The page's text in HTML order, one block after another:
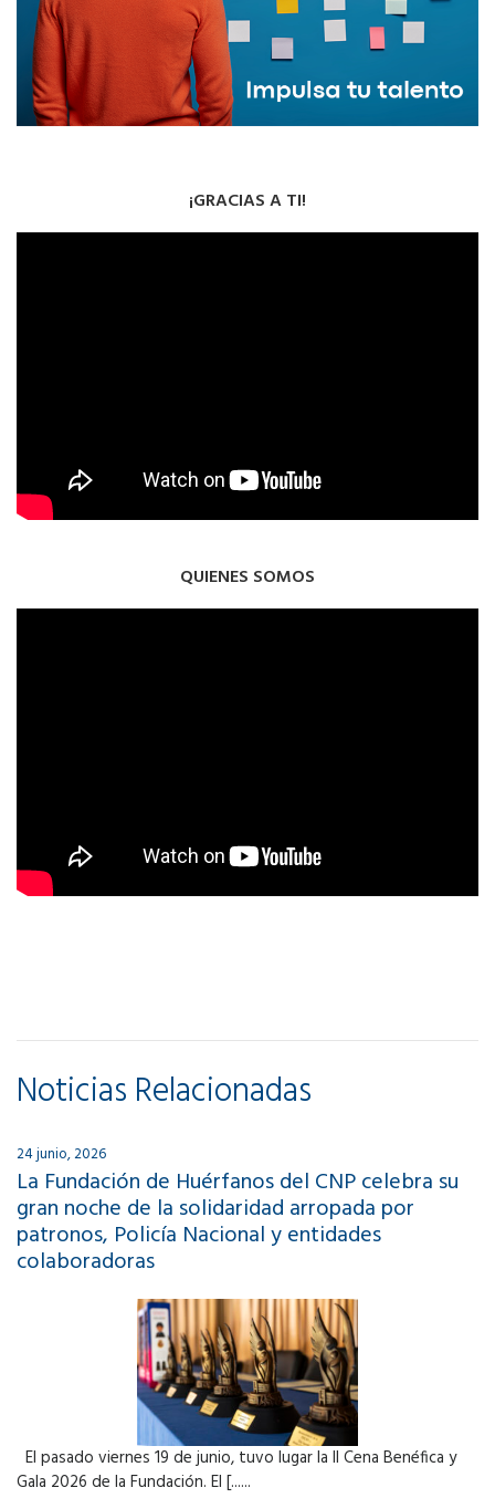
¡GRACIAS A TI!
QUIENES SOMOS
Noticias Relacionadas
24 junio, 2026
La Fundación de Huérfanos del CNP celebra su
gran noche de la solidaridad arropada por
patronos, Policía Nacional y entidades
colaboradoras
El pasado viernes 19 de junio, tuvo lugar la II Cena Benéfica y
Gala 2026 de la Fundación. El [......